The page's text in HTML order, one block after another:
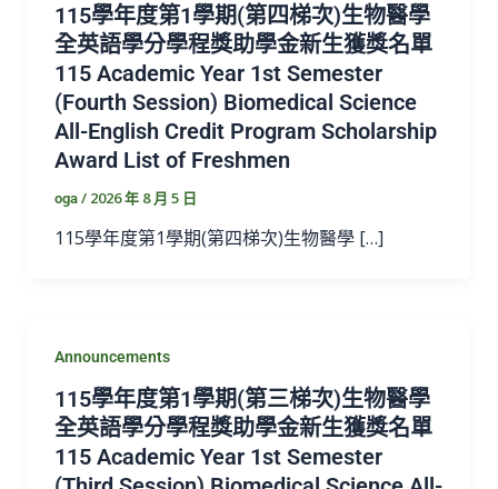
115學年度第1學期(第四梯次)生物醫學
全英語學分學程獎助學金新生獲獎名單
115 Academic Year 1st Semester
(Fourth Session) Biomedical Science
All-English Credit Program Scholarship
Award List of Freshmen
oga / 2026 年 8 月 5 日
115學年度第1學期(第四梯次)生物醫學 […]
Announcements
115學年度第1學期(第三梯次)生物醫學
全英語學分學程獎助學金新生獲獎名單
115 Academic Year 1st Semester